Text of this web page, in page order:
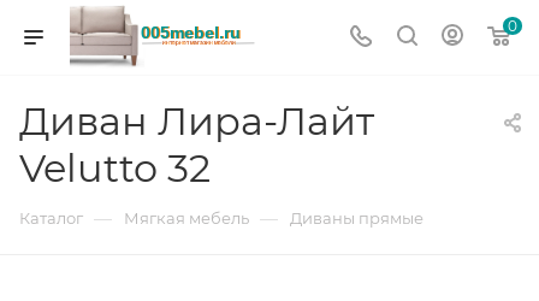
0
Диван Лира-Лайт
Velutto 32
Каталог — Мягкая мебель — Диваны прямые